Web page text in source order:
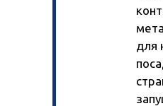
для